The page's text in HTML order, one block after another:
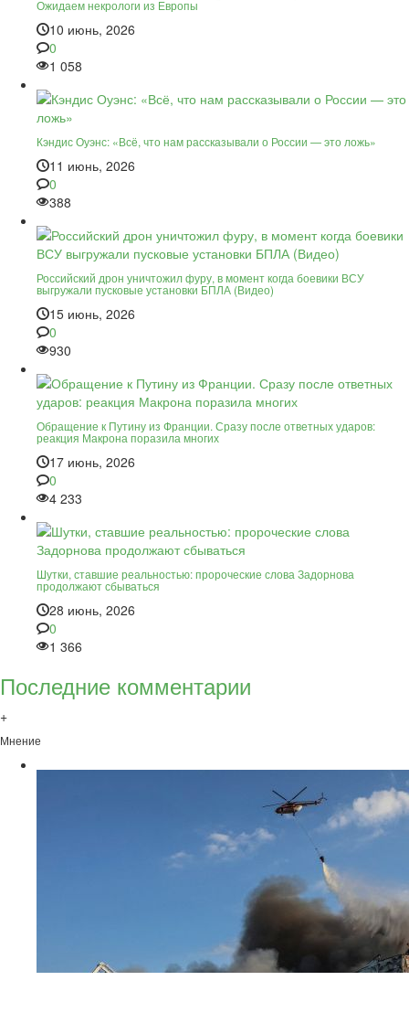
Ожидаем некрологи из Европы
10 июнь, 2026
0
1 058
Кэндис Оуэнс: «Всё, что нам рассказывали о России — это ложь»
11 июнь, 2026
0
388
Российский дрон уничтожил фуру, в момент когда боевики ВСУ
выгружали пусковые установки БПЛА (Видео)
15 июнь, 2026
0
930
Обращение к Путину из Франции. Сразу после ответных ударов:
реакция Макрона поразила многих
17 июнь, 2026
0
4 233
Шутки, ставшие реальностью: пророческие слова Задорнова
продолжают сбываться
28 июнь, 2026
0
1 366
Последние комментарии
+
Мнение